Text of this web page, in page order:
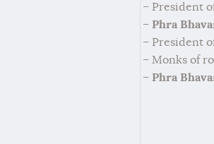
– President
– Phra
– President
– Monks of
– Phra